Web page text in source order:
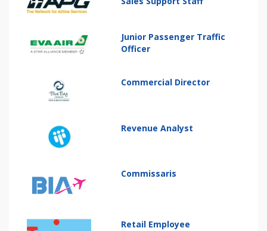
Junior Passenger Traffic
Officer
Commercial Director
Revenue Analyst
Commissaris
Retail Employee